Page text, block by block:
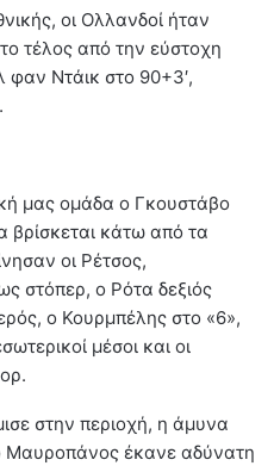
οι Ολλανδοί ήταν
τέλος από την εύστοχη
φαν Ντάικ στο 90+3′,
μας ομάδα ο Γκουστάβο
βρίσκεται κάτω από τα
οι Ρέτσος,
στόπερ, ο Ρότα δεξιός
ο Κουρμπέλης στο «6»,
μέσοι και οι
στην περιοχή, η άμυνα
Μαυροπάνος έκανε αδύνατη